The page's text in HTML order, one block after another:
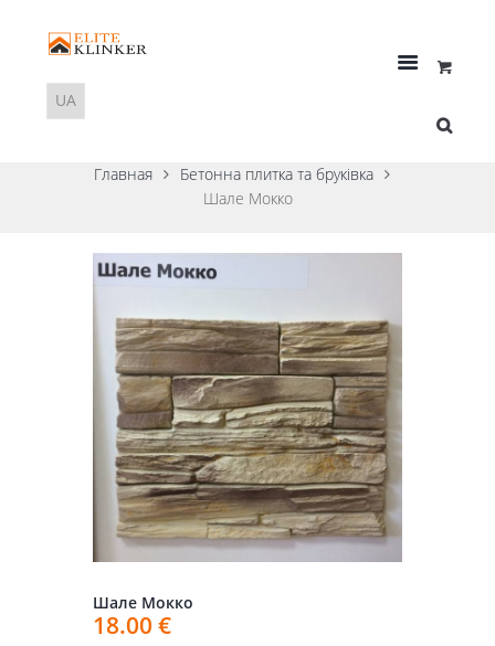
Главная
Бетонна плитка та бруківка
Шале Мокко
Шале Мокко
18.00 €